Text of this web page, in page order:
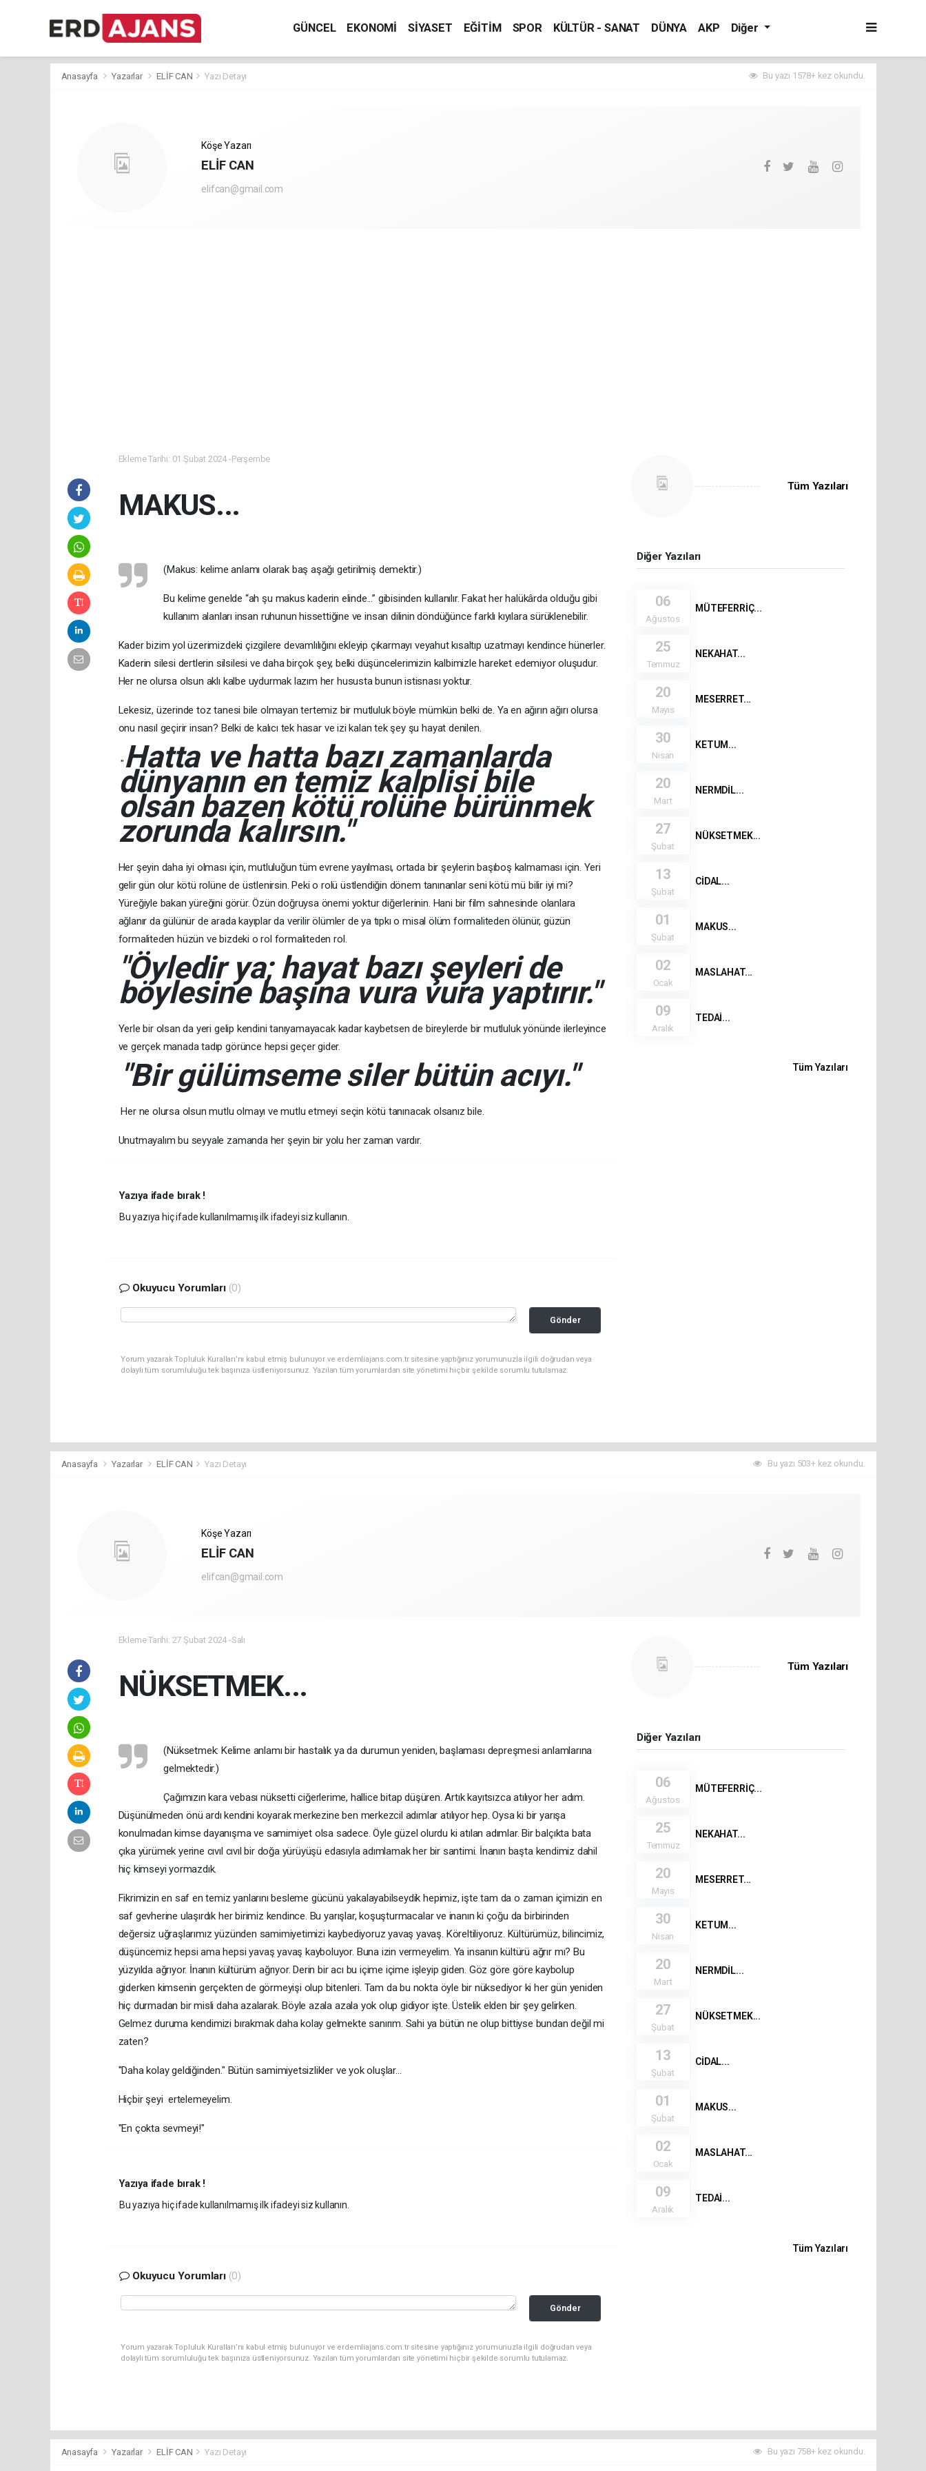
GÜNCEL EKONOMİ SİYASET EĞİTİM SPOR KÜLTÜR - SANAT DÜNYA AKP Diğer
Anasayfa Yazarlar ELİF CAN Yazı Detayı Bu yazı 1578+ kez okundu.
Köşe Yazarı
ELİF CAN
elifcan@gmail.com
Ekleme Tarihi: 01 Şubat 2024 -Perşembe
MAKUS...
(Makus: kelime anlamı olarak baş aşağı getirilmiş demektir.)
Bu kelime genelde “ah şu makus kaderin elinde...” gibisinden kullanılır. Fakat her halükârda olduğu gibi
kullanım alanları insan ruhunun hissettiğine ve insan dilinin döndüğünce farklı kıyılara sürüklenebilir.
Kader bizim yol üzerimizdeki çizgilere devamlılığını ekleyip çıkarmayı veyahut kısaltıp uzatmayı kendince hünerler.
Kaderin silesi dertlerin silsilesi ve daha birçok şey, belki düşüncelerimizin kalbimizle hareket edemiyor oluşudur.
Her ne olursa olsun aklı kalbe uydurmak lazım her hususta bunun istisnası yoktur.
Lekesiz, üzerinde toz tanesi bile olmayan tertemiz bir mutluluk böyle mümkün belki de. Ya en ağırın ağırı olursa
onu nasıl geçirir insan? Belki de kalıcı tek hasar ve izi kalan tek şey şu hayat denilen.
" Hatta ve hatta bazı zamanlarda
dünyanın en temiz kalplisi bile
olsan bazen kötü rolüne bürünmek
zorunda kalırsın."
Her şeyin daha iyi olması için, mutluluğun tüm evrene yayılması, ortada bir şeylerin başıboş kalmaması için. Yeri
gelir gün olur kötü rolüne de üstlenirsin. Peki o rolü üstlendiğin dönem tanınanlar seni kötü mü bilir iyi mi?
Yüreğiyle bakan yüreğini görür. Özün doğruysa önemi yoktur diğerlerinin. Hani bir film sahnesinde olanlara
ağlanır da gülünür de arada kayıplar da verilir ölümler de ya tıpkı o misal ölüm formaliteden ölünür, güzün
formaliteden hüzün ve bizdeki o rol formaliteden rol.
"Öyledir ya; hayat bazı şeyleri de
böylesine başına vura vura yaptırır."
Yerle bir olsan da yeri gelip kendini tanıyamayacak kadar kaybetsen de bireylerde bir mutluluk yönünde ilerleyince
ve gerçek manada tadıp görünce hepsi geçer gider.
"Bir gülümseme siler bütün acıyı."
Her ne olursa olsun mutlu olmayı ve mutlu etmeyi seçin kötü tanınacak olsanız bile.
Unutmayalım bu seyyale zamanda her şeyin bir yolu her zaman vardır.
Yazıya ifade bırak !
Bu yazıya hiç ifade kullanılmamış ilk ifadeyi siz kullanın.
Okuyucu Yorumları (0)
Gönder
Yorum yazarak Topluluk Kuralları’nı kabul etmiş bulunuyor ve erdemliajans.com.tr sitesine yaptığınız yorumunuzla ilgili doğrudan veya
dolaylı tüm sorumluluğu tek başınıza üstleniyorsunuz. Yazılan tüm yorumlardan site yönetimi hiçbir şekilde sorumlu tutulamaz.
Tüm Yazıları
Diğer Yazıları
06
Ağustos
MÜTEFERRİÇ...
25
Temmuz
NEKAHAT...
20
Mayıs
MESERRET...
30
Nisan
KETUM...
20
Mart
NERMDİL...
27
Şubat
NÜKSETMEK...
13
Şubat
CİDAL...
01
Şubat
MAKUS...
02
Ocak
MASLAHAT...
09
Aralık
TEDAİ...
Tüm Yazıları
Anasayfa Yazarlar ELİF CAN Yazı Detayı Bu yazı 503+ kez okundu.
Köşe Yazarı
ELİF CAN
elifcan@gmail.com
Ekleme Tarihi: 27 Şubat 2024 -Salı
NÜKSETMEK...
(Nüksetmek: Kelime anlamı bir hastalık ya da durumun yeniden, başlaması depreşmesi anlamlarına
gelmektedir.)
Çağımızın kara vebası nüksetti ciğerlerime, hallice bitap düşüren. Artık kayıtsızca atılıyor her adım.
Düşünülmeden önü ardı kendini koyarak merkezine ben merkezcil adımlar atılıyor hep. Oysa ki bir yarışa
konulmadan kimse dayanışma ve samimiyet olsa sadece. Öyle güzel olurdu ki atılan adımlar. Bir balçıkta bata
çıka yürümek yerine cıvıl cıvıl bir doğa yürüyüşü edasıyla adımlamak her bir santimi. İnanın başta kendimiz dahil
hiç kimseyi yormazdık.
Fikrimizin en saf en temiz yanlarını besleme gücünü yakalayabilseydik hepimiz, işte tam da o zaman içimizin en
saf gevherine ulaşırdık her birimiz kendince. Bu yarışlar, koşuşturmacalar ve inanın ki çoğu da birbirinden
değersiz uğraşlarımız yüzünden samimiyetimizi kaybediyoruz yavaş yavaş. Köreltiliyoruz. Kültürümüz, bilincimiz,
düşüncemiz hepsi ama hepsi yavaş yavaş kayboluyor. Buna izin vermeyelim. Ya insanın kültürü ağrır mı? Bu
yüzyılda ağrıyor. İnanın kültürüm ağrıyor. Derin bir acı bu içime içime işleyip giden. Göz göre göre kaybolup
giderken kimsenin gerçekten de görmeyişi olup bitenleri. Tam da bu nokta öyle bir nüksediyor ki her gün yeniden
hiç durmadan bir misli daha azalarak. Böyle azala azala yok olup gidiyor işte. Üstelik elden bir şey gelirken.
Gelmez duruma kendimizi bırakmak daha kolay gelmekte sanırım. Sahi ya bütün ne olup bittiyse bundan değil mi
zaten?
"Daha kolay geldiğinden." Bütün samimiyetsizlikler ve yok oluşlar...
Hiçbir şeyi ertelemeyelim.
"En çokta sevmeyi!"
Yazıya ifade bırak !
Bu yazıya hiç ifade kullanılmamış ilk ifadeyi siz kullanın.
Okuyucu Yorumları (0)
Gönder
Yorum yazarak Topluluk Kuralları’nı kabul etmiş bulunuyor ve erdemliajans.com.tr sitesine yaptığınız yorumunuzla ilgili doğrudan veya
dolaylı tüm sorumluluğu tek başınıza üstleniyorsunuz. Yazılan tüm yorumlardan site yönetimi hiçbir şekilde sorumlu tutulamaz.
Tüm Yazıları
Diğer Yazıları
06
Ağustos
MÜTEFERRİÇ...
25
Temmuz
NEKAHAT...
20
Mayıs
MESERRET...
30
Nisan
KETUM...
20
Mart
NERMDİL...
27
Şubat
NÜKSETMEK...
13
Şubat
CİDAL...
01
Şubat
MAKUS...
02
Ocak
MASLAHAT...
09
Aralık
TEDAİ...
Tüm Yazıları
Anasayfa Yazarlar ELİF CAN Yazı Detayı Bu yazı 758+ kez okundu.